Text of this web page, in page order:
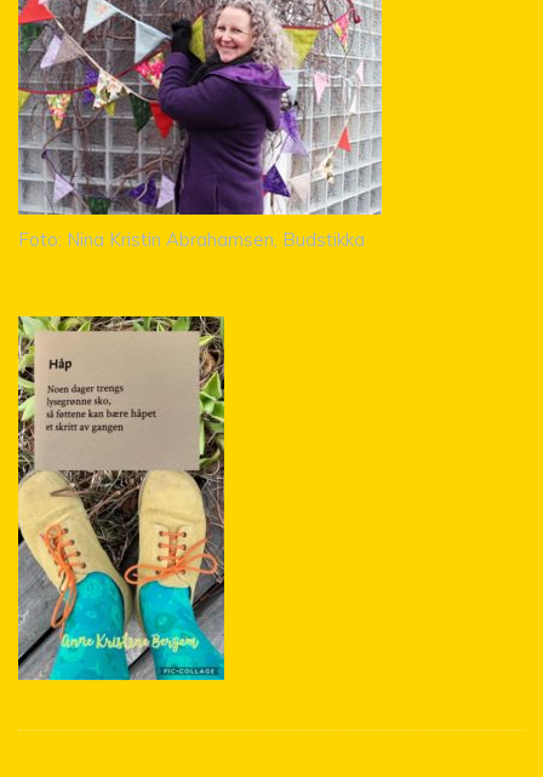
Foto: Nina Kristin Abrahamsen, Budstikka